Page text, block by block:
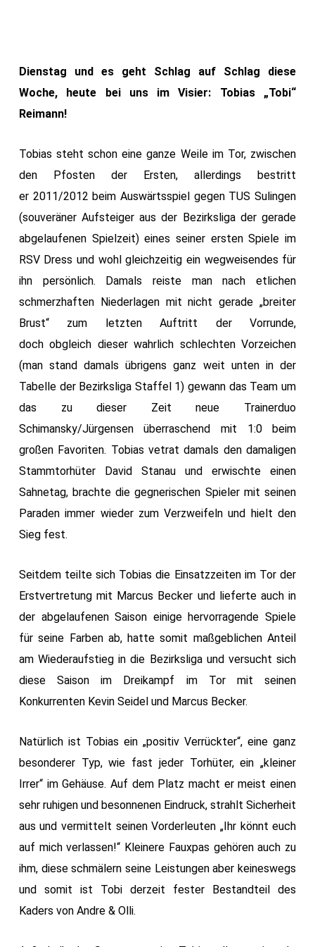
Dienstag und es geht Schlag auf Schlag diese
Woche, heute bei uns im Visier: Tobias „Tobi“
Reimann!
Tobias steht schon eine ganze Weile im Tor, zwischen
den Pfosten der Ersten, allerdings bestritt
er 2011/2012 beim Auswärtsspiel gegen TUS Sulingen
(souveräner Aufsteiger aus der Bezirksliga der gerade
abgelaufenen Spielzeit) eines seiner ersten Spiele im
RSV Dress und wohl gleichzeitig ein wegweisendes für
ihn persönlich. Damals reiste man nach etlichen
schmerzhaften Niederlagen mit nicht gerade „breiter
Brust“ zum letzten Auftritt der Vorrunde,
doch obgleich dieser wahrlich schlechten Vorzeichen
(man stand damals übrigens ganz weit unten in der
Tabelle der Bezirksliga Staffel 1) gewann das Team um
das zu dieser Zeit neue Trainerduo
Schimansky/Jürgensen überraschend mit 1:0 beim
großen Favoriten. Tobias vetrat damals den damaligen
Stammtorhüter David Stanau und erwischte einen
Sahnetag, brachte die gegnerischen Spieler mit seinen
Paraden immer wieder zum Verzweifeln und hielt den
Sieg fest.
Seitdem teilte sich Tobias die Einsatzzeiten im Tor der
Erstvertretung mit Marcus Becker und lieferte auch in
der abgelaufenen Saison einige hervorragende Spiele
für seine Farben ab, hatte somit maßgeblichen Anteil
am Wiederaufstieg in die Bezirksliga und versucht sich
diese Saison im Dreikampf im Tor mit seinen
Konkurrenten Kevin Seidel und Marcus Becker.
Natürlich ist Tobias ein „positiv Verrückter“, eine ganz
besonderer Typ, wie fast jeder Torhüter, ein „kleiner
Irrer“ im Gehäuse. Auf dem Platz macht er meist einen
sehr ruhigen und besonnenen Eindruck, strahlt Sicherheit
aus und vermittelt seinen Vorderleuten „Ihr könnt euch
auf mich verlassen!“ Kleinere Fauxpas gehören auch zu
ihm, diese schmälern seine Leistungen aber keineswegs
und somit ist Tobi derzeit fester Bestandteil des
Kaders von Andre & Olli.